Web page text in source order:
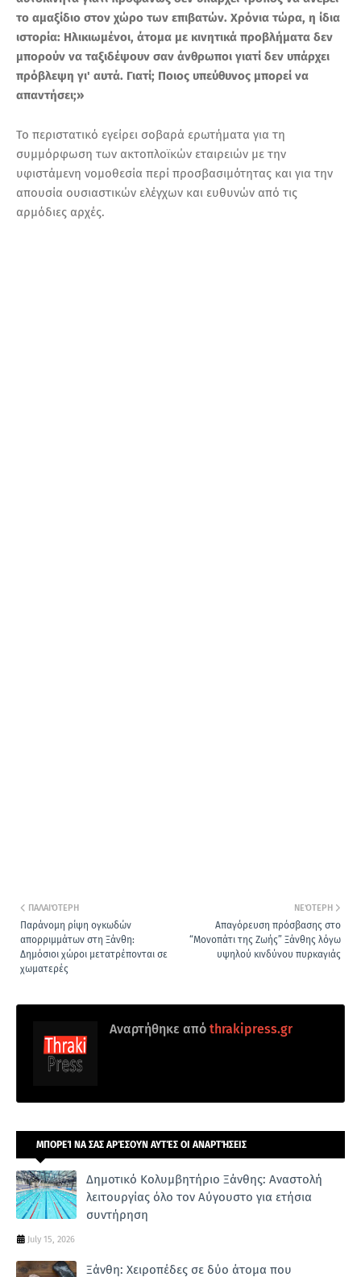
το αμαξίδιο στον χώρο των επιβατών. Χρόνια τώρα, η ίδια
ιστορία: Ηλικιωμένοι, άτομα με κινητικά προβλήματα δεν
μπορούν να ταξιδέψουν σαν άνθρωποι γιατί δεν υπάρχει
πρόβλεψη γι' αυτά. Γιατί; Ποιος υπεύθυνος μπορεί να
απαντήσει;»
Το περιστατικό εγείρει σοβαρά ερωτήματα για τη
συμμόρφωση των ακτοπλοϊκών εταιρειών με την
υφιστάμενη νομοθεσία περί προσβασιμότητας και για την
απουσία ουσιαστικών ελέγχων και ευθυνών από τις
αρμόδιες αρχές.
ΝΕΌΤΕΡΗ
Απαγόρευση πρόσβασης στο
“Μονοπάτι της Ζωής” Ξάνθης λόγω
υψηλού κινδύνου πυρκαγιάς
ΠΑΛΑΙΌΤΕΡΗ
Παράνομη ρίψη ογκωδών
απορριμμάτων στη Ξάνθη:
Δημόσιοι χώροι μετατρέπονται σε
χωματερές
Αναρτήθηκε από thrakipress.gr
ΜΠΟΡΕΊ ΝΑ ΣΑΣ ΑΡΈΣΟΥΝ ΑΥΤΈΣ ΟΙ ΑΝΑΡΤΉΣΕΙΣ
Δημοτικό Κολυμβητήριο Ξάνθης: Αναστολή
λειτουργίας όλο τον Αύγουστο για ετήσια
συντήρηση
July 15, 2026
Ξάνθη: Χειροπέδες σε δύο άτομα που